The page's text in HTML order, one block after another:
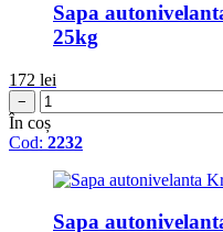
Sapa
25kg
172 lei
−
În coș
Cod: 2232
Sapa